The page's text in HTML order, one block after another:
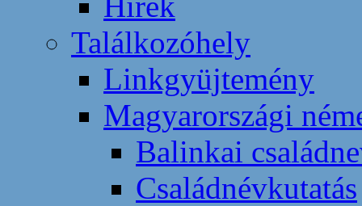
Találkozóhely
Linkgyüjtemény
Magyarországi
Balinkai
Családnévkutatás